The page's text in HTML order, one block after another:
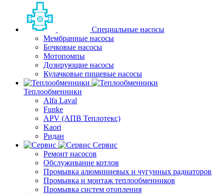
Специальные насосы
Мембранные насосы
Бочковые насосы
Мотопомпы
Дозирующие насосы
Кулачковые пищевые насосы
Теплообменники
Alfa Laval
Funke
APV (АПВ Теплотекс)
Kaori
Ридан
Сервис
Ремонт насосов
Обслуживание котлов
Промывка алюминиевых и чугунных радиаторов
Промывка и монтаж теплообменников
Промывка систем отопления